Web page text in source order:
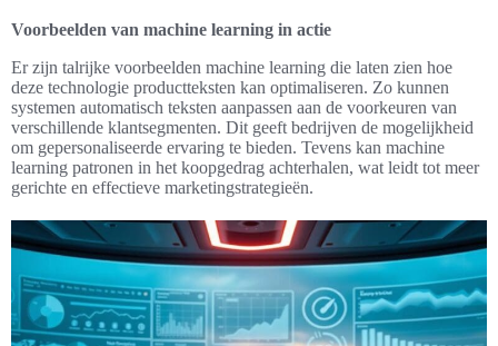
Voorbeelden van machine learning in actie
Er zijn talrijke voorbeelden machine learning die laten zien hoe
deze technologie productteksten kan optimaliseren. Zo kunnen
systemen automatisch teksten aanpassen aan de voorkeuren van
verschillende klantsegmenten. Dit geeft bedrijven de mogelijkheid
om gepersonaliseerde ervaring te bieden. Tevens kan machine
learning patronen in het koopgedrag achterhalen, wat leidt tot meer
gerichte en effectieve marketingstrategieën.